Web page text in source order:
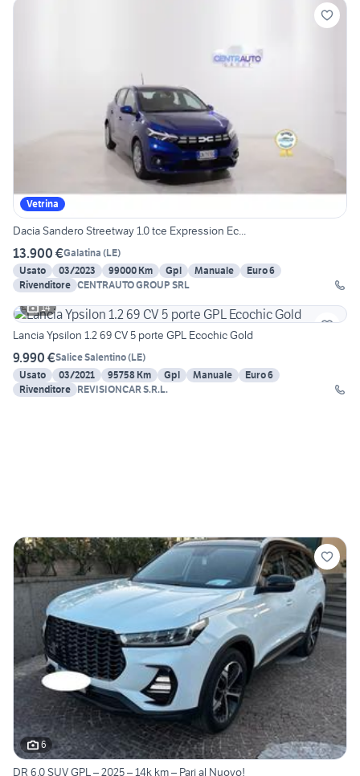
Vetrina
Dacia Sandero Streetway 1.0 tce Expression Ec...
13.900 €Galatina (LE)
Usato
03/2023 99000 Km Gpl Manuale
Euro 6
Rivenditore CENTRAUTO GROUP SRL
14
Lancia Ypsilon 1.2 69 CV 5 porte GPL Ecochic Gold
9.990 €Salice Salentino(LE)
Usato
03/2021 95758 Km Gpl Manuale
Euro 6
Rivenditore REVISIONCAR S.R.L.
6
DR 6.0 SUV GPL – 2025 – 14k km – Pari al Nuovo!